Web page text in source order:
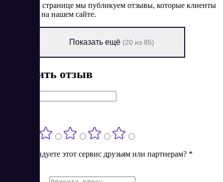
На данной странице мы публикуем отзывы, которые клиенты
оставляют на нашем сайте.
Показать ещё (20 из 85)
Оставить отзыв
Порекомендуете этот сервис друзьям или партнерам? *